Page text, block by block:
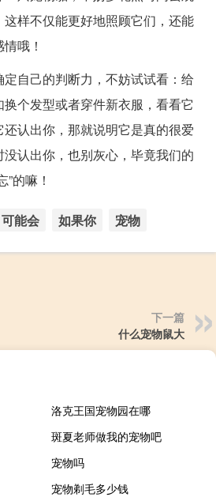
样不仅能更好地照顾它们，还能
哦！
自己的判断力，不妨试试看：给
个发型或者穿件新衣服，看看它
认出你，那就说明它是真的很爱
认出你，也别灰心，毕竟我们的
的嘛！
可能会 如果你 宠物
下一篇
什么宠物鼠大
洛克王国宠物园在哪
斑夏老师做我的宠物吧
宠物吗
宠物剃毛多少钱